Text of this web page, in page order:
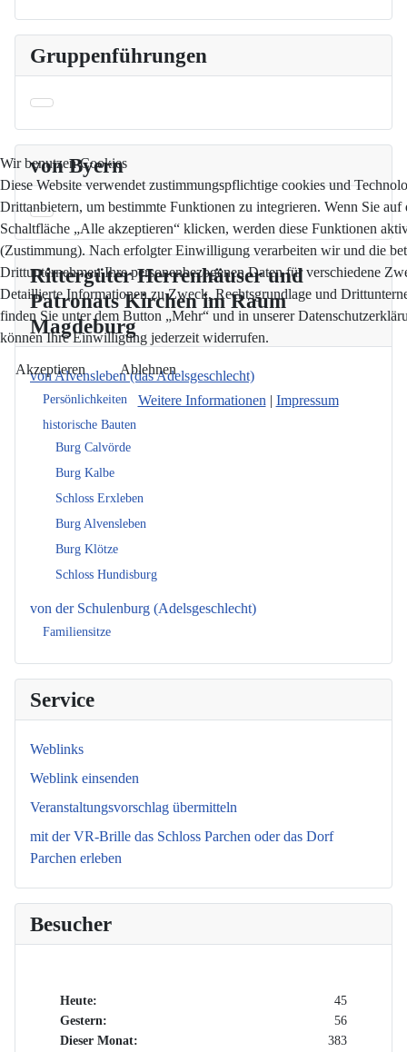
Gruppenführungen
von Byern
Rittergüter Herrenhäuser und
Patronats Kirchen im Raum
Magdeburg
von Alvensleben (das Adelsgeschlecht)
Persönlichkeiten
historische Bauten
Burg Calvörde
Burg Kalbe
Schloss Erxleben
Burg Alvensleben
Burg Klötze
Schloss Hundisburg
von der Schulenburg (Adelsgeschlecht)
Familiensitze
Service
Weblinks
Weblink einsenden
Veranstaltungsvorschlag übermitteln
mit der VR-Brille das Schloss Parchen oder das Dorf
Parchen erleben
Besucher
Heute:
45
Gestern:
56
Dieser Monat:
383
Wir benutzen Cookies
Diese Website verwendet zustimmungspflichtige cookies und
Drittanbietern, um bestimmte Funktionen zu integrieren. Wenn Sie auf
Schaltfläche „Alle akzeptieren“ klicken, werden diese Funktionen
(Zustimmung). Nach erfolgter Einwilligung verarbeiten wir und die
Drittunternehmen Ihre personenbezogenen Daten für verschiedene
Detaillierte Informationen zu Zweck, Rechtsgrundlage und
finden Sie unter dem Button „Mehr“ und in unserer
können Ihre Einwilligung jederzeit widerrufen.
Akzeptieren Ablehnen
Weitere Informationen | Impressum